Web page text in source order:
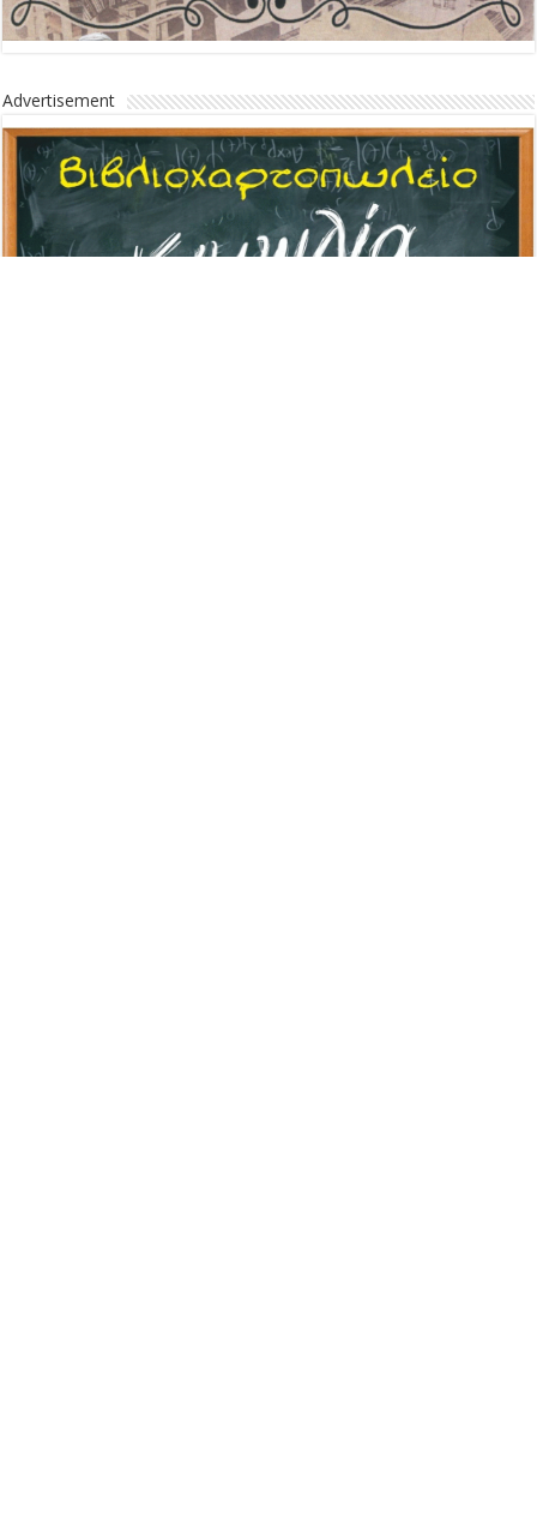
Advertisement